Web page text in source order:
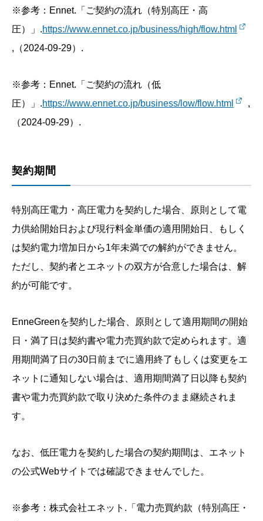
※参考：Ennet.「ご契約の流れ（特別高圧・高
圧）」.https://www.ennet.co.jp/business/high/flow.html
,（2024-09-29）.
※参考：Ennet.「ご契約の流れ（低
圧）」.https://www.ennet.co.jp/business/low/flow.html
,
（2024-09-29）.
契約期間
特別高圧電力・高圧電力を契約した場合、原則として電
力供給開始日および現行料金単価の適用開始日、もしく
は契約電力増加日から1年未満での解約ができません。
ただし、契約者とエネットの双方が合意した場合は、解
約が可能です。
EnneGreenを契約した場合、原則として適用期間の開始
日・満了日は契約書や電力売買約款で定められます。適
用期間満了日の30日前までに適用終了もしくは変更をエ
ネットに通知しない場合は、適用期間満了日以降も契約
書や電力売買約款で取り決めた条件のまま継続されま
す。
なお、低圧電力を契約した場合の契約期間は、エネット
の公式Webサイトでは確認できませんでした。
※参考：株式会社エネット.「電力売買約款（特別高圧・